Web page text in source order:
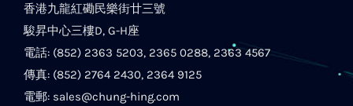
香港九龍紅磡民樂街廿三號
駿昇中心三樓D, G-H座
電話: (852) 2363 5203, 2365 0288, 2363 4567
傳真: (852) 2764 2430, 2364 9125
電郵: sales@chung-hing.com